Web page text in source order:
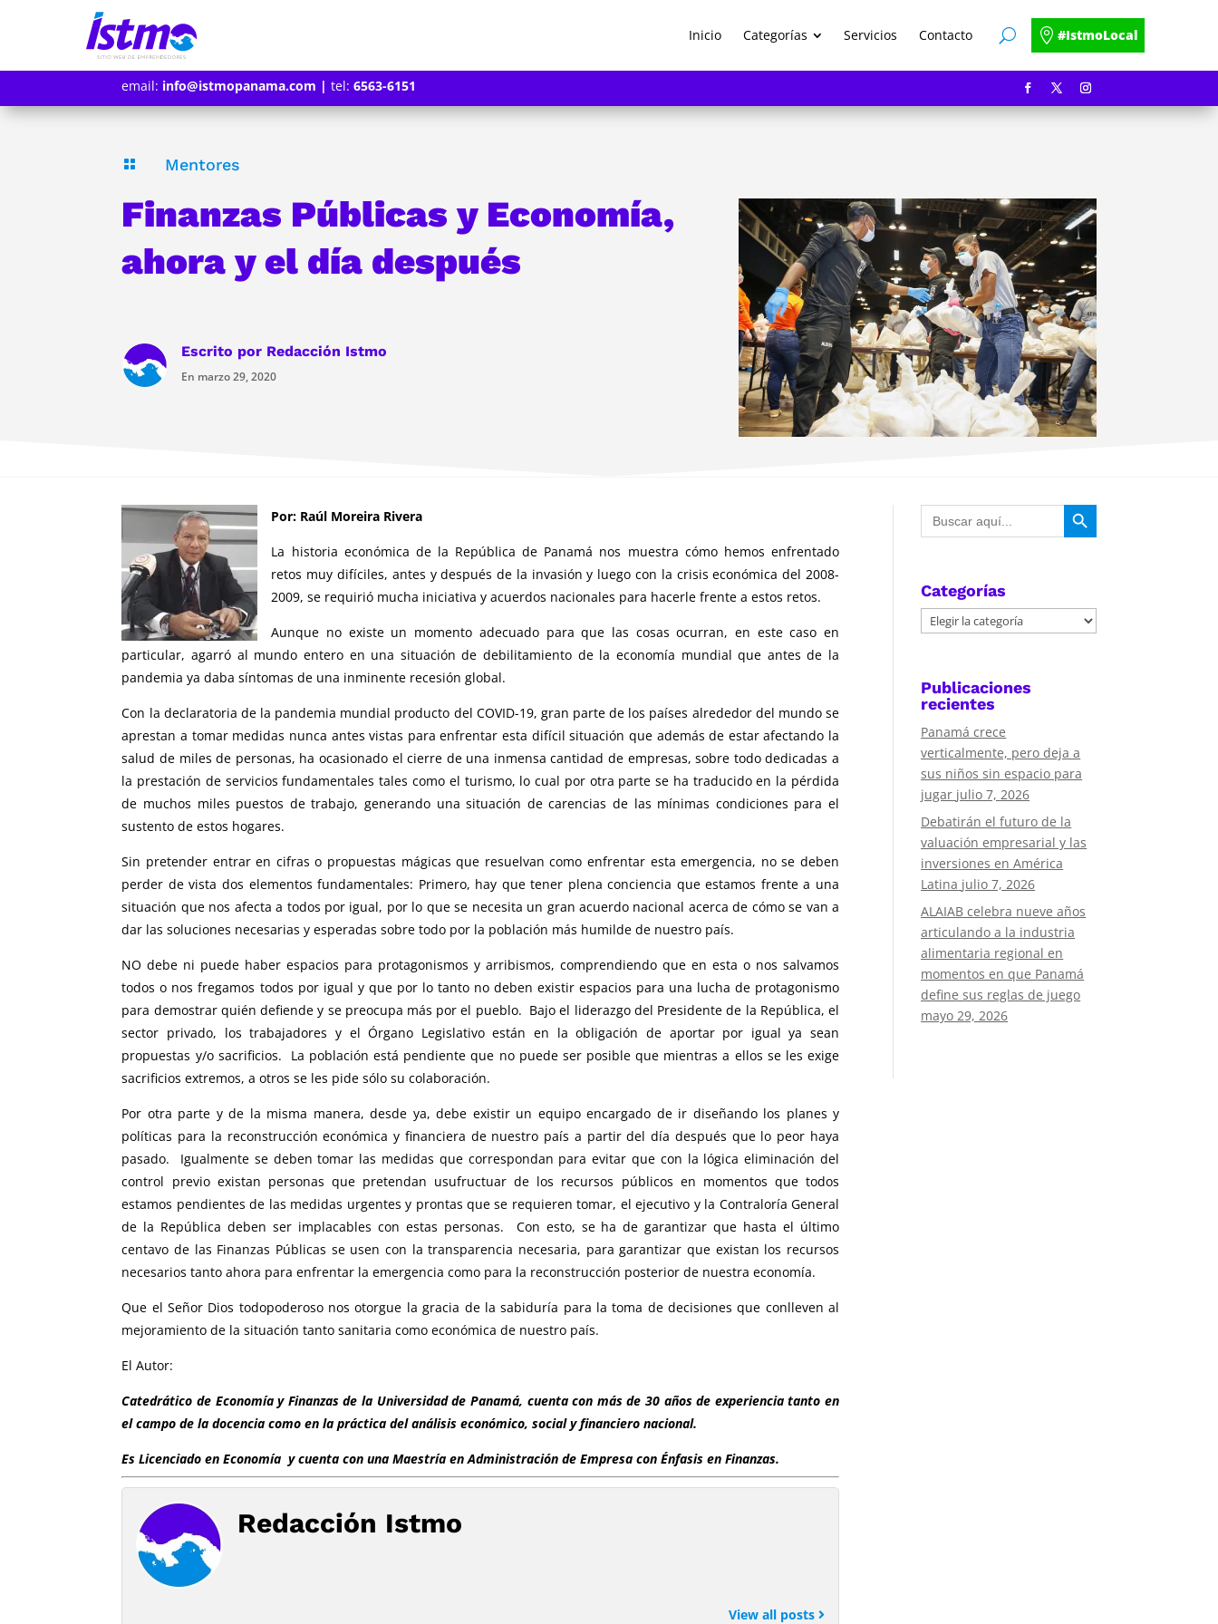
Inicio Categorías Servicios Contacto #IstmoLocal
email: info@istmopanama.com |tel: 6563-6151
 Mentores
Finanzas Públicas y Economía,
ahora y el día después
Escrito por Redacción Istmo
En marzo 29, 2020
Por: Raúl Moreira Rivera
La historia económica de la República de Panamá nos muestra cómo hemos enfrentado
retos muy difíciles, antes y después de la invasión y luego con la crisis económica del 2008-
2009, se requirió mucha iniciativa y acuerdos nacionales para hacerle frente a estos retos.
Aunque no existe un momento adecuado para que las cosas ocurran, en este caso en
particular, agarró al mundo entero en una situación de debilitamiento de la economía mundial que antes de la
pandemia ya daba síntomas de una inminente recesión global.
Con la declaratoria de la pandemia mundial producto del COVID-19, gran parte de los países alrededor del mundo se
aprestan a tomar medidas nunca antes vistas para enfrentar esta difícil situación que además de estar afectando la
salud de miles de personas, ha ocasionado el cierre de una inmensa cantidad de empresas, sobre todo dedicadas a
la prestación de servicios fundamentales tales como el turismo, lo cual por otra parte se ha traducido en la pérdida
de muchos miles puestos de trabajo, generando una situación de carencias de las mínimas condiciones para el
sustento de estos hogares.
Sin pretender entrar en cifras o propuestas mágicas que resuelvan como enfrentar esta emergencia, no se deben
perder de vista dos elementos fundamentales: Primero, hay que tener plena conciencia que estamos frente a una
situación que nos afecta a todos por igual, por lo que se necesita un gran acuerdo nacional acerca de cómo se van a
dar las soluciones necesarias y esperadas sobre todo por la población más humilde de nuestro país.
NO debe ni puede haber espacios para protagonismos y arribismos, comprendiendo que en esta o nos salvamos
todos o nos fregamos todos por igual y que por lo tanto no deben existir espacios para una lucha de protagonismo
para demostrar quién defiende y se preocupa más por el pueblo. Bajo el liderazgo del Presidente de la República, el
sector privado, los trabajadores y el Órgano Legislativo están en la obligación de aportar por igual ya sean
propuestas y/o sacrificios. La población está pendiente que no puede ser posible que mientras a ellos se les exige
sacrificios extremos, a otros se les pide sólo su colaboración.
Por otra parte y de la misma manera, desde ya, debe existir un equipo encargado de ir diseñando los planes y
políticas para la reconstrucción económica y financiera de nuestro país a partir del día después que lo peor haya
pasado. Igualmente se deben tomar las medidas que correspondan para evitar que con la lógica eliminación del
control previo existan personas que pretendan usufructuar de los recursos públicos en momentos que todos
estamos pendientes de las medidas urgentes y prontas que se requieren tomar, el ejecutivo y la Contraloría General
de la República deben ser implacables con estas personas. Con esto, se ha de garantizar que hasta el último
centavo de las Finanzas Públicas se usen con la transparencia necesaria, para garantizar que existan los recursos
necesarios tanto ahora para enfrentar la emergencia como para la reconstrucción posterior de nuestra economía.
Que el Señor Dios todopoderoso nos otorgue la gracia de la sabiduría para la toma de decisiones que conlleven al
mejoramiento de la situación tanto sanitaria como económica de nuestro país.
El Autor:
Catedrático de Economía y Finanzas de la Universidad de Panamá, cuenta con más de 30 años de experiencia tanto en
el campo de la docencia como en la práctica del análisis económico, social y financiero nacional.
Es Licenciado en Economía y cuenta con una Maestría en Administración de Empresa con Énfasis en Finanzas.
Redacción Istmo
View all posts
Buscar: Botón de búsqueda
Categorías
Categorías
Publicaciones
recientes
Panamá crece
verticalmente, pero deja a
sus niños sin espacio para
jugar julio 7, 2026
Debatirán el futuro de la
valuación empresarial y las
inversiones en América
Latina julio 7, 2026
ALAIAB celebra nueve años
articulando a la industria
alimentaria regional en
momentos en que Panamá
define sus reglas de juego
mayo 29, 2026